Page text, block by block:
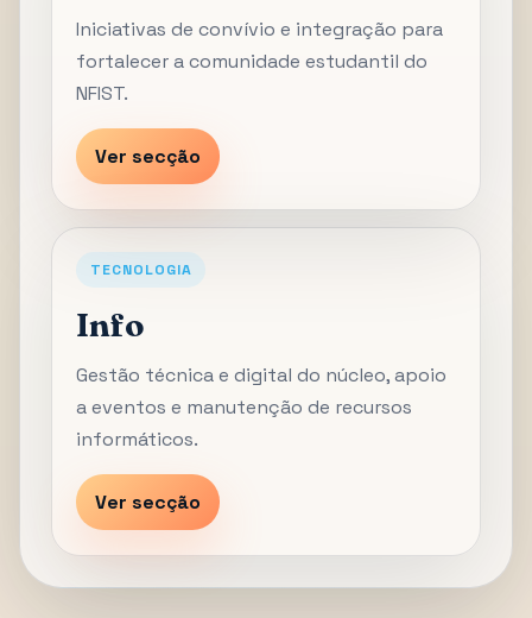
Iniciativas de convívio e integração para
fortalecer a comunidade estudantil do
NFIST.
Ver secção
TECNOLOGIA
Info
Gestão técnica e digital do núcleo, apoio
a eventos e manutenção de recursos
informáticos.
Ver secção